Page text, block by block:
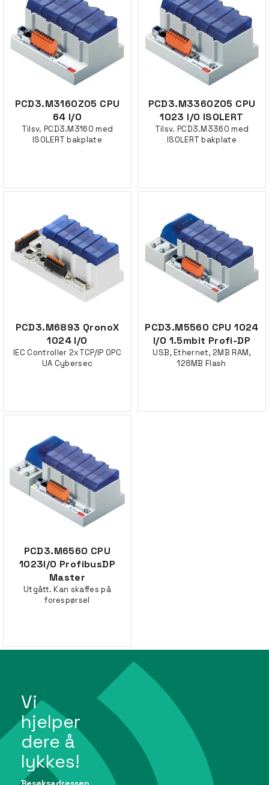
PCD3.M3160Z05 CPU
64 I/O
Tilsv. PCD3.M3160 med
ISOLERT bakplate
PCD3.M3360Z05 CPU
1023 I/O ISOLERT
Tilsv. PCD3.M3360 med
ISOLERT bakplate
PCD3.M6893 QronoX
1024 I/O
IEC Controller 2xTCP/IP OPC
UA Cybersec
PCD3.M5560 CPU 1024
I/O 1.5mbit Profi-DP
USB, Ethernet, 2MB RAM,
128MB Flash
PCD3.M6560 CPU
1023I/O ProfibusDP
Master
Utgått. Kan skaffes på
forespørsel
Vi
hjelper
dere å
lykkes!